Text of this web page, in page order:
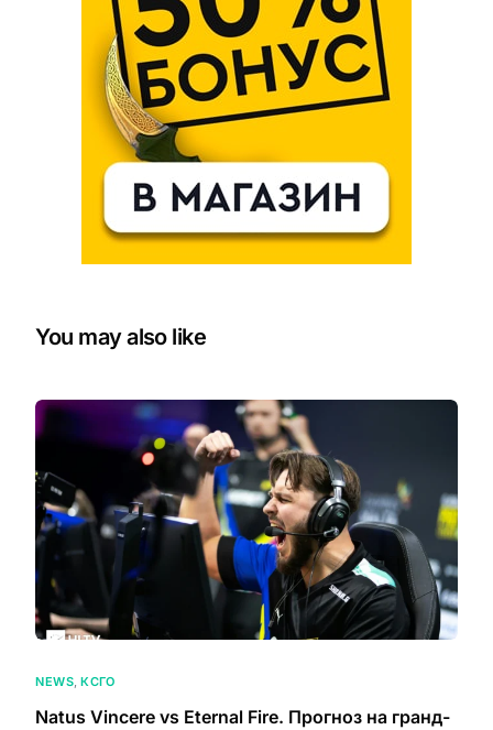
You may also like
NEWS,КСГО
Natus Vincere vs Eternal Fire. Прогноз на гранд-